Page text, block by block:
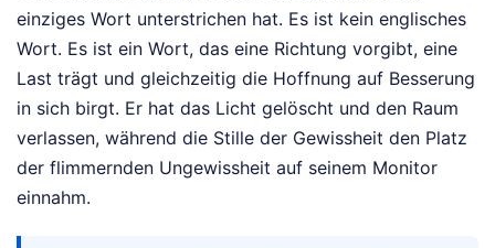
einziges Wort unterstrichen hat. Es ist kein englisches
Wort. Es ist ein Wort, das eine Richtung vorgibt, eine
Last trägt und gleichzeitig die Hoffnung auf Besserung
in sich birgt. Er hat das Licht gelöscht und den Raum
verlassen, während die Stille der Gewissheit den Platz
der flimmernden Ungewissheit auf seinem Monitor
einnahm.